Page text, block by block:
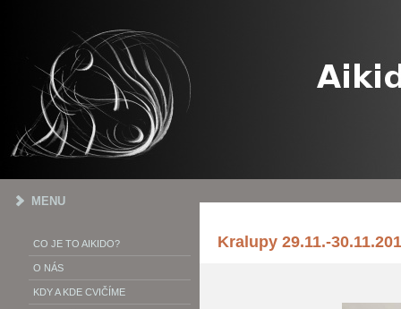
Kralupy 29.11.-
MENU
CO JE TO AIKIDO?
O NÁS
KDY A KDE CVIČÍME